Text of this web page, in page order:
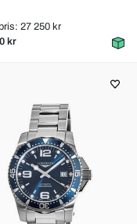
27 250 kr
kr